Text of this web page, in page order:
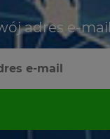
adres e-